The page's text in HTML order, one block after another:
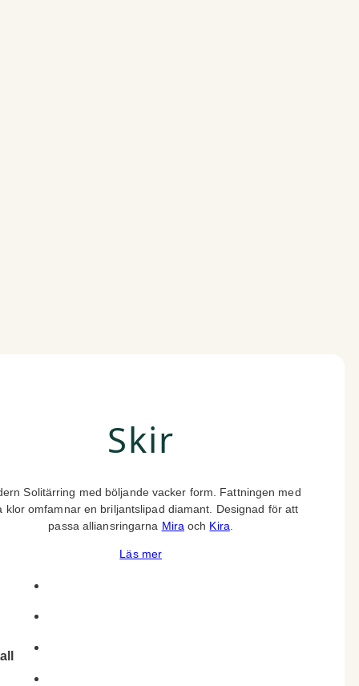
Skir
Solitärring med böljande vacker form. Fattningen med
klor omfamnar en briljantslipad diamant. Designad för att
passa alliansringarna Miraoch Kira.
Läs mer